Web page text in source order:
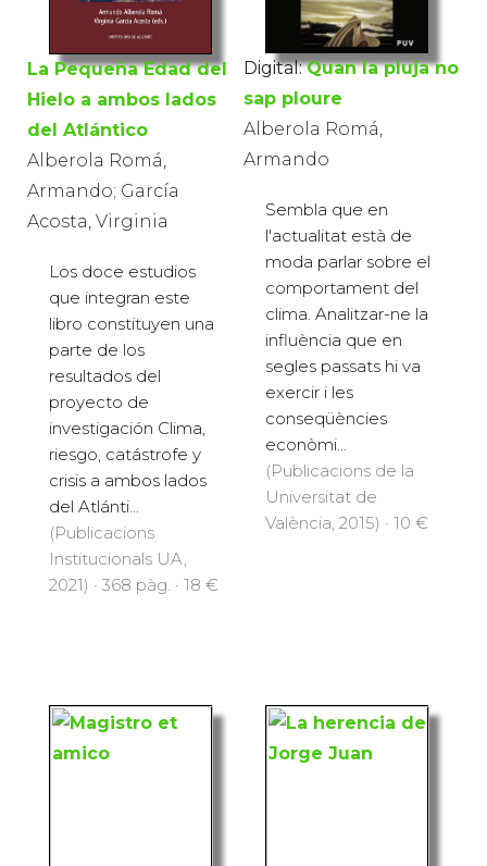
La Pequeña Edad del
Hielo a ambos lados
del Atlántico
Alberola Romá,
Armando; García
Acosta, Virginia
Los doce estudios
que integran este
libro constituyen una
parte de los
resultados del
proyecto de
investigación Clima,
riesgo, catástrofe y
crisis a ambos lados
del Atlánti...
(Publicacions
Institucionals UA,
2021) · 368 pàg. · 18 €
Digital: Quan la pluja no
sap ploure
Alberola Romá,
Armando
Sembla que en
l'actualitat està de
moda parlar sobre el
comportament del
clima. Analitzar-ne la
influència que en
segles passats hi va
exercir i les
conseqüències
econòmi...
(Publicacions de la
Universitat de
València, 2015) · 10 €